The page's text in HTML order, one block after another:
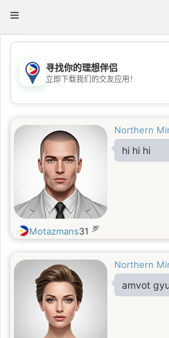
Toggle
💖
寻找你的理想伴侣
立即下载我们的交友应用！
Northern
hi hi hi
Motazmans31 岁
Northern
amvot